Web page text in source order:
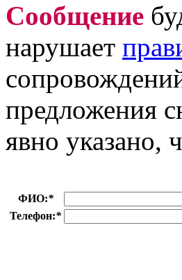
Сообщение
нарушает
предложения
явно указано,
ФИО:*
Телефон:*